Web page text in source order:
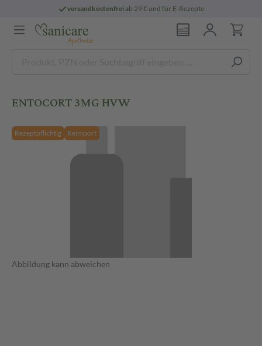
versandkostenfreiab 29 € und für E-Rezepte
ENTOCORT 3MG HVW
Rezeptpflichtig Reimport
Abbildung kann abweichen